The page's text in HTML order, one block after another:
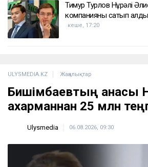
Тимур Турлов Нұрәлі
компанияны сатып алды
кеше, 17:20
ULYSMEDIA.KZ Жаңалықтар
Бишімбаевтың анасы
Қахарманнан 25 млн
Ulysmedia 06.08.2026, 09:30